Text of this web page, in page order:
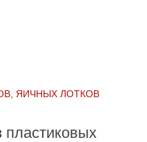
ЯИЧНЫХ ЛОТКОВ
пластиковых